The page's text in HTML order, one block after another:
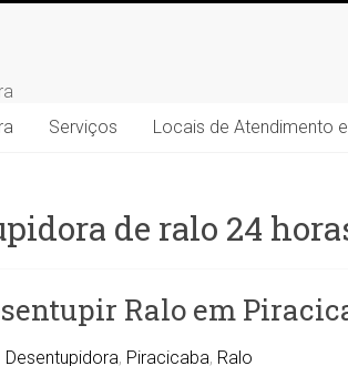
Serviços Locais de Atendimento
de ralo 24
Ralo em
Desentupidora, Piracicaba, Ralo